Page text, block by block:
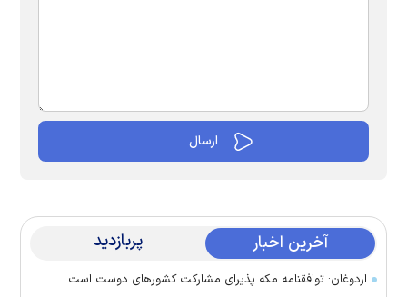
آخرین اخبار پربازدید
اردوغان: توافقنامه مکه پذیرای مشارکت کشور‌های دوست است